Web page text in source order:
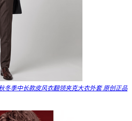
冬季中长款皮风衣翻领夹克大衣外套 原创正品